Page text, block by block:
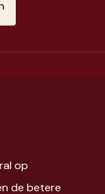
op
de betere